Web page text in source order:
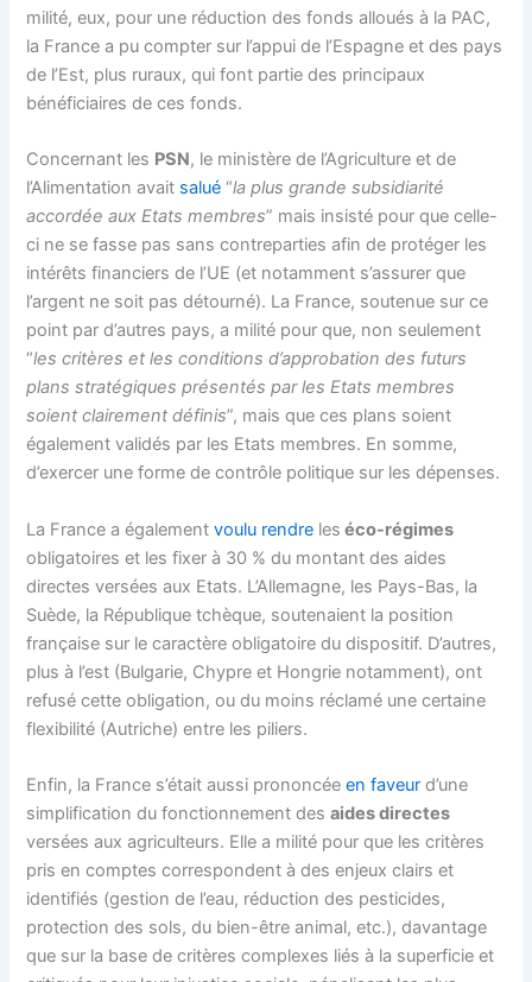
milité, eux, pour une réduction des fonds alloués à la PAC,
la France a pu compter sur l’appui de l’Espagne et des pays
de l’Est, plus ruraux, qui font partie des principaux
bénéficiaires de ces fonds.
Concernant les PSN, le ministère de l’Agriculture et de
l’Alimentation avait salué “la plus grande subsidiarité
accordée aux Etats membres” mais insisté pour que celle-
ci ne se fasse pas sans contreparties afin de protéger les
intérêts financiers de l’UE (et notamment s’assurer que
l’argent ne soit pas détourné). La France, soutenue sur ce
point par d’autres pays, a milité pour que, non seulement
“les critères et les conditions d’approbation des futurs
plans stratégiques présentés par les Etats membres
soient clairement définis”, mais que ces plans soient
également validés par les Etats membres. En somme,
d’exercer une forme de contrôle politique sur les dépenses.
La France a égalementvoulu rendre les éco-régimes
obligatoires et les fixer à 30 % du montant des aides
directes versées aux Etats. L’Allemagne, les Pays-Bas, la
Suède, la République tchèque, soutenaient la position
française sur le caractère obligatoire du dispositif. D’autres,
plus à l’est (Bulgarie, Chypre et Hongrie notamment), ont
refusé cette obligation, ou du moins réclamé une certaine
flexibilité (Autriche) entre les piliers.
Enfin, la France s’était aussi prononcéeen faveur d’une
simplification du fonctionnement desaides directes
versées aux agriculteurs. Elle a milité pour que les critères
pris en comptes correspondent à des enjeux clairs et
identifiés (gestion de l’eau, réduction des pesticides,
protection des sols, du bien-être animal, etc.), davantage
que sur la base de critères complexes liés à la superficie et